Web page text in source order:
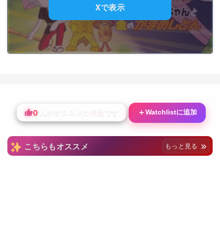
Xで表示
再読み込み
0 人がオススメの作品です ＋Watchlistに追加
こちらもオススメ もっと見る